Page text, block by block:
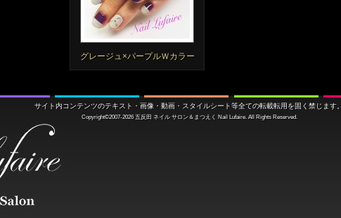
グレージュ×パープルＷカラー
サイト内コンテンツのテキスト・画像・動画・スタイルシート等全ての転載転用を固く禁じます。
Copyright©2007-2026 五反田 ネイル サロン＆まつえく Nail Lufaire. All Rights Reserved.